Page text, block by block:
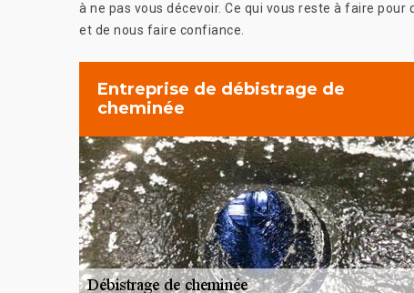
à ne pas vous décevoir. Ce qui vous reste à faire
et de nous faire confiance.
Entreprise de débistrage de
cheminée